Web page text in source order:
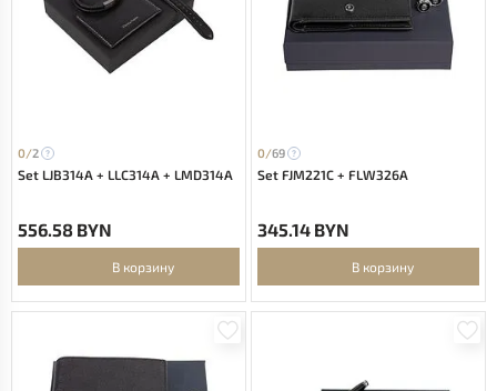
0/2
Set LJB314A + LLC314A + LMD314A
556.58 BYN
В корзину
0/69
Set FJM221C + FLW326A
345.14 BYN
В корзину